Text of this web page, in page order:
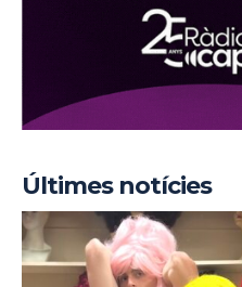
Últimes notícies